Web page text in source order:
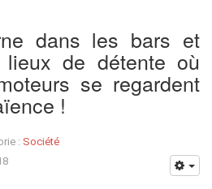
dans les bars et
de détente où
se regardent
!
: Société